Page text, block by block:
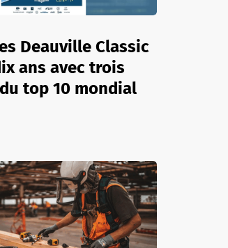
Deauville Classic
ans avec trois
top 10 mondial